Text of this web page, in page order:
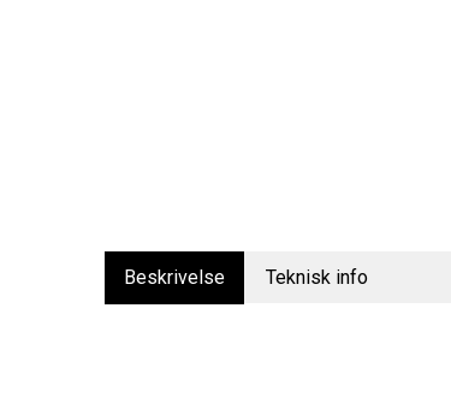
Beskrivelse Teknisk info